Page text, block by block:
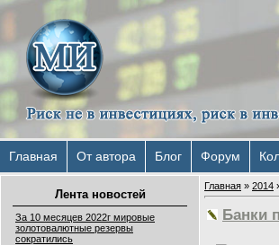
Главная От автора Блог Форум
Лента новостей
За 10 месяцев 2022г мировые
золотовалютные резервы
сократились
Главная » 2014
Банки